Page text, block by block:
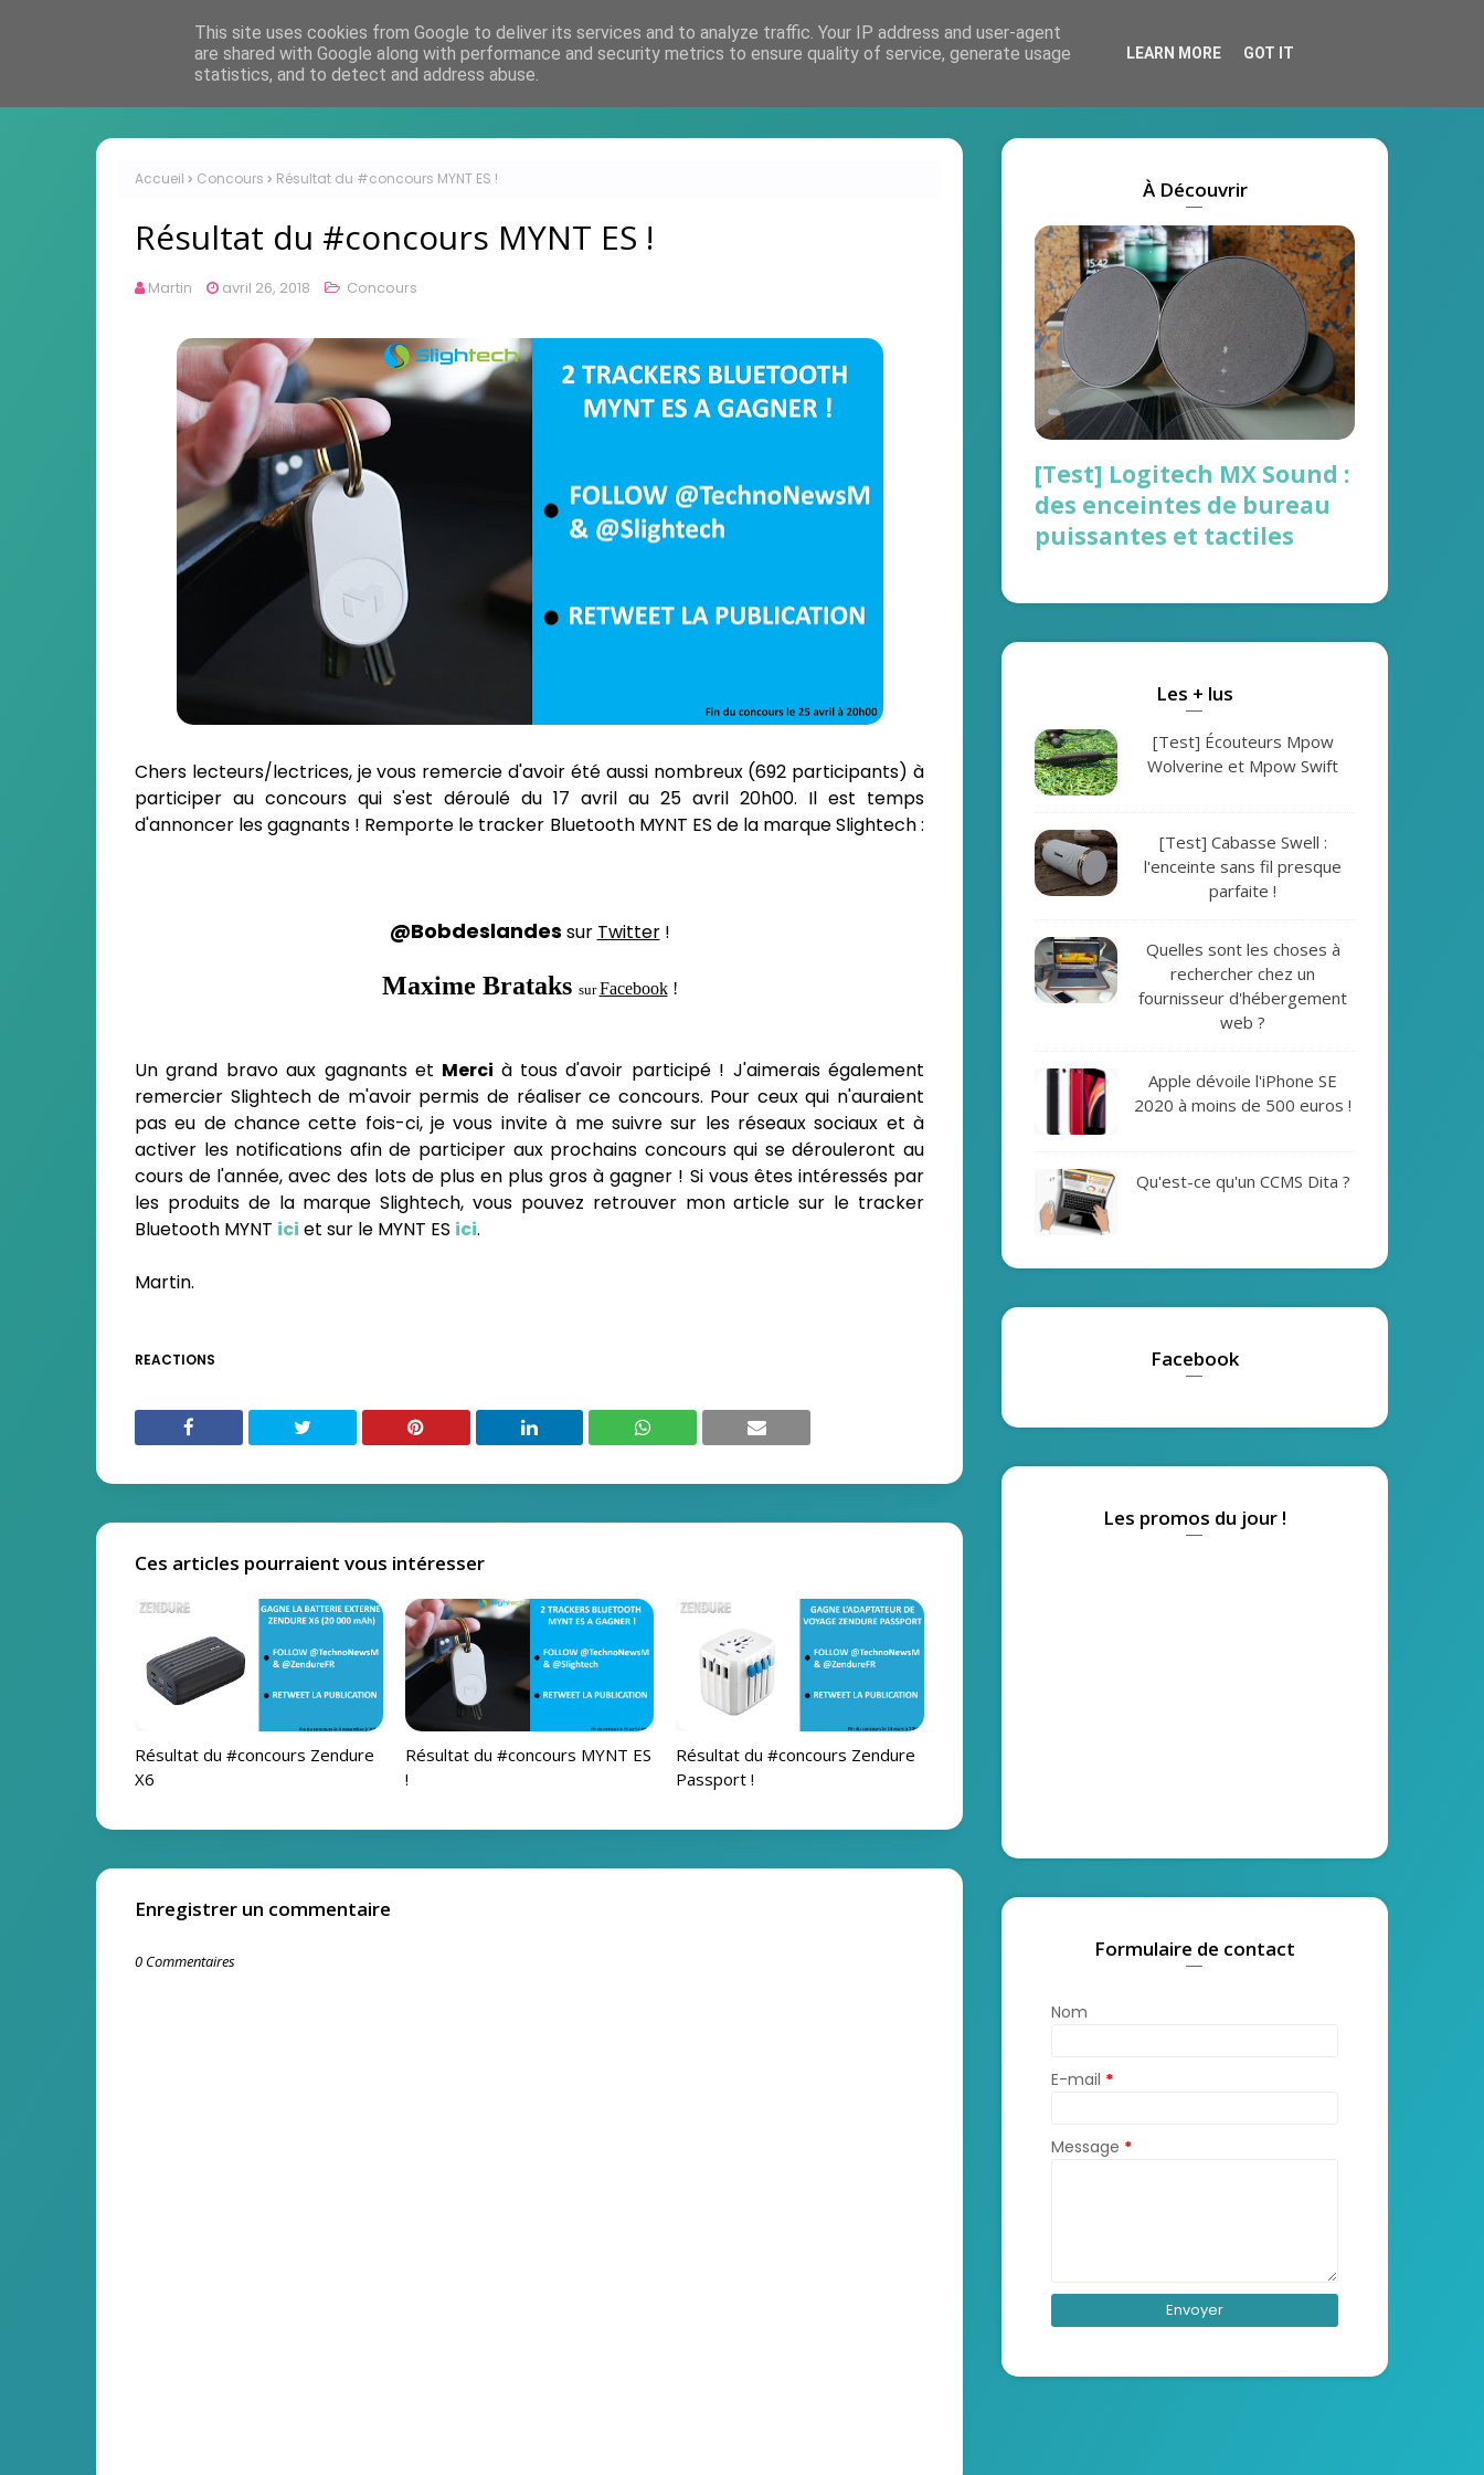
Accueil Actus Marques On recrute !
Accueil Concours Résultat du #concours MYNT ES !
Résultat du #concours MYNT ES !
Martin avril 26, 2018 Concours
Chers lecteurs/lectrices, je vous remercie d'avoir été aussi nombreux (692 participants) à
participer au concours qui s'est déroulé du 17 avril au 25 avril 20h00. Il est temps
d'annoncer les gagnants ! Remporte le tracker Bluetooth MYNT ES de la marque Slightech :
@Bobdeslandes sur Twitter!
Maxime Brataks surFacebook!
Un grand bravo aux gagnants et Merci à tous d'avoir participé ! J'aimerais également
remercier Slightech de m'avoir permis de réaliser ce concours. Pour ceux qui n'auraient
pas eu de chance cette fois-ci, je vous invite à me suivre sur les réseaux sociaux et à
activer les notifications afin de participer aux prochains concours qui se dérouleront au
cours de l'année, avec des lots de plus en plus gros à gagner ! Si vous êtes intéressés par
les produits de la marque Slightech, vous pouvez retrouver mon article sur le tracker
Bluetooth MYNT ici et sur le MYNT ES ici.
Martin.
REACTIONS
Ces articles pourraient vous intéresser
Résultat du #concours Zendure
X6
Résultat du #concours MYNT ES
!
Résultat du #concours Zendure
Passport !
Enregistrer un commentaire
0 Commentaires
À Découvrir
[Test] Logitech MX Sound :
des enceintes de bureau
puissantes et tactiles
Les + lus
[Test] Écouteurs Mpow
Wolverine et Mpow Swift
[Test] Cabasse Swell :
l'enceinte sans fil presque
parfaite !
Quelles sont les choses à
rechercher chez un
fournisseur d'hébergement
web ?
Apple dévoile l'iPhone SE
2020 à moins de 500 euros !
Qu'est-ce qu'un CCMS Dita ?
Facebook
Les promos du jour !
Formulaire de contact
Nom
E-mail *
Message *
This site uses cookies from Google to deliver its services and to analyze traffic. Your IP address and user-agent
are shared with Google along with performance and security metrics to ensure quality of service, generate usage
statistics, and to detect and address abuse.
LEARN MORE GOT IT